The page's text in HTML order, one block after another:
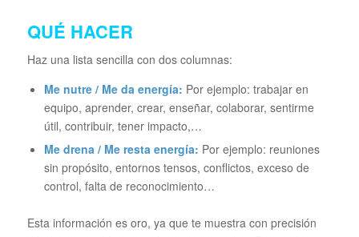
QUÉ HACER
Haz una lista sencilla con dos columnas:
Me nutre / Me da energía: Por ejemplo: trabajar en
equipo, aprender, crear, enseñar, colaborar, sentirme
útil, contribuir, tener impacto,…
Me drena / Me resta energía: Por ejemplo: reuniones
sin propósito, entornos tensos, conflictos, exceso de
control, falta de reconocimiento…
Esta información es oro, ya que te muestra con precisión